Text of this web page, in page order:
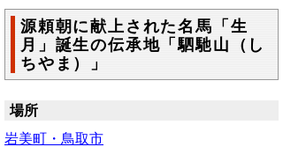
源頼朝に献上された名馬「生
月」誕生の伝承地「駟馳山（し
ちやま）」
場所
岩美町・鳥取市